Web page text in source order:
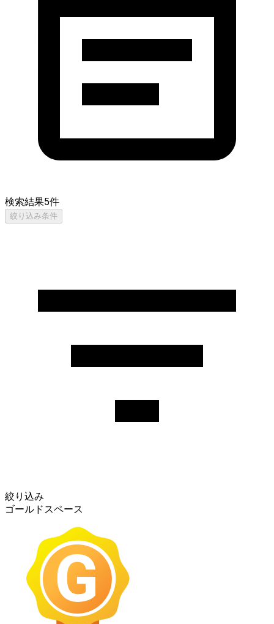
検索結果5件
絞り込み条件
絞り込み
ゴールドスペース